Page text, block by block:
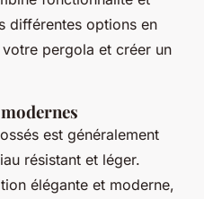
différentes options en
pergola et créer un
est généralement
résistant et léger.
élégante et moderne,